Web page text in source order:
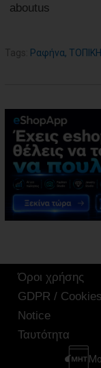
aboutus
Tags: Ραφήνα,
Όροι χρήσης
GDPR / Cookies
Notice
Ταυτότητα